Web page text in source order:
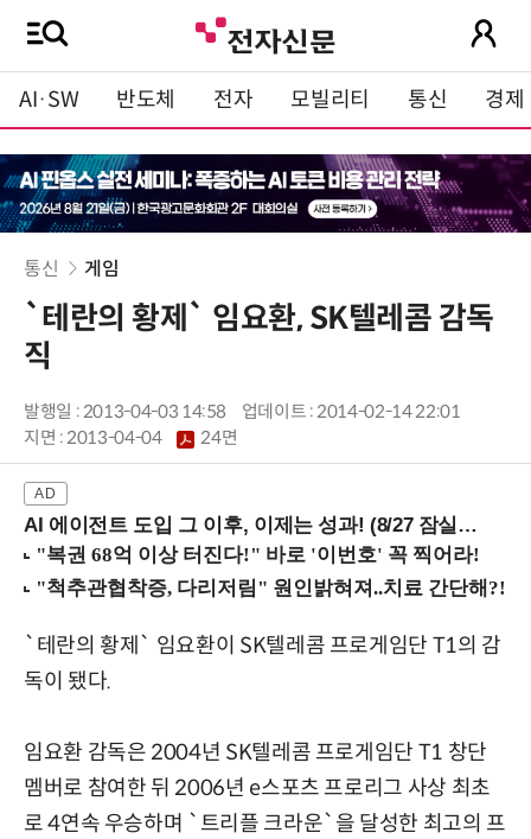
AI·SW 반도체 전자 모빌리티 통신 경제
통신 게임
`테란의 황제` 임요환, SK텔레콤 감독
직
발행일 : 2013-04-03 14:58
업데이트 : 2014-02-14 22:01
지면 :2013-04-04 24면
AI 에이전트 도입 그 이후, 이제는 성과! (8/27 잠실역)
`테란의 황제` 임요환이 SK텔레콤 프로게임단 T1의 감
독이 됐다.
임요환 감독은 2004년 SK텔레콤 프로게임단 T1 창단
멤버로 참여한 뒤 2006년 e스포츠 프로리그 사상 최초
로 4연속 우승하며 `트리플 크라운`을 달성한 최고의 프